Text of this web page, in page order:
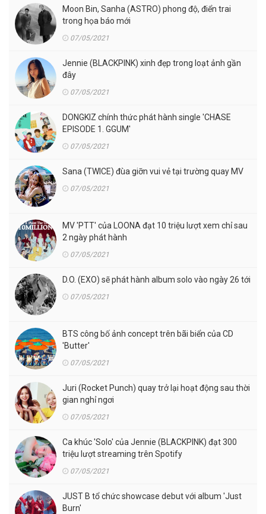
Moon Bin, Sanha (ASTRO) phong độ, điển trai
trong họa báo mới
07/05/2021
Jennie (BLACKPINK) xinh đẹp trong loạt ảnh gần
đây
07/05/2021
DONGKIZ chính thức phát hành single 'CHASE
EPISODE 1. GGUM'
07/05/2021
Sana (TWICE) đùa giỡn vui vẻ tại trường quay MV
07/05/2021
MV 'PTT' của LOONA đạt 10 triệu lượt xem chỉ sau
2 ngày phát hành
07/05/2021
D.O. (EXO) sẽ phát hành album solo vào ngày 26 tới
07/05/2021
BTS công bố ảnh concept trên bãi biển của CD
'Butter'
07/05/2021
Juri (Rocket Punch) quay trở lại hoạt động sau thời
gian nghỉ ngơi
07/05/2021
Ca khúc 'Solo' của Jennie (BLACKPINK) đạt 300
triệu lượt streaming trên Spotify
07/05/2021
JUST B tổ chức showcase debut với album 'Just
Burn'